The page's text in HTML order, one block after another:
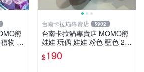
熊
物 二
天到
台南卡拉貓專賣店 5902
台南卡拉貓專賣店 MOMO熊
娃娃 玩偶 娃娃 粉色 藍色 2色
分售
$190